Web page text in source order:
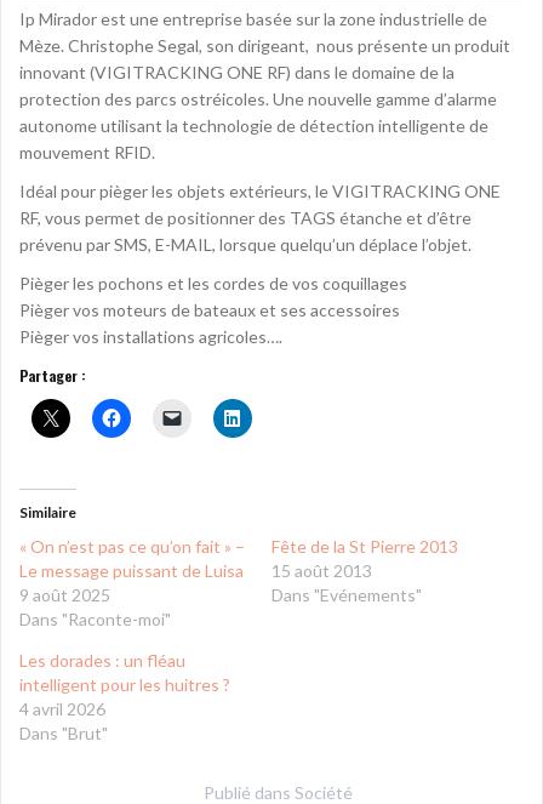
Ip Mirador est une entreprise basée sur la zone industrielle de
Mèze. Christophe Segal, son dirigeant, nous présente un produit
innovant (VIGITRACKING ONE RF) dans le domaine de la
protection des parcs ostréicoles. Une nouvelle gamme d’alarme
autonome utilisant la technologie de détection intelligente de
mouvement RFID.
Idéal pour pièger les objets extérieurs, le VIGITRACKING ONE
RF, vous permet de positionner des TAGS étanche et d’être
prévenu par SMS, E-MAIL, lorsque quelqu’un déplace l’objet.
Pièger les pochons et les cordes de vos coquillages
Pièger vos moteurs de bateaux et ses accessoires
Pièger vos installations agricoles….
Partager :
Similaire
« On n’est pas ce qu’on fait » –
Le message puissant de Luisa
9 août 2025
Dans "Raconte-moi"
Fête de la St Pierre 2013
15 août 2013
Dans "Evénements"
Les dorades : un fléau
intelligent pour les huitres ?
4 avril 2026
Dans "Brut"
Publié dans Société